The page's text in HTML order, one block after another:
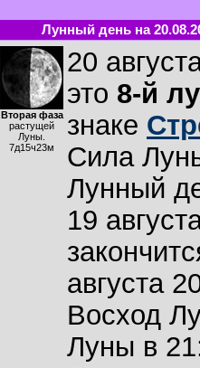
Лунный день на
Вторая фаза
растущей
Луны.
7д15ч23м
20
это 8-й
знаке
Сила
Лунный
19
августа
Восход
Луны в